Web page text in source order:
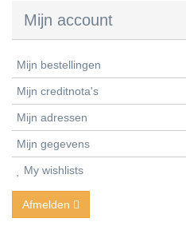
Mijn account
Mijn bestellingen
Mijn creditnota's
Mijn adressen
Mijn gegevens
My wishlists
Afmelden